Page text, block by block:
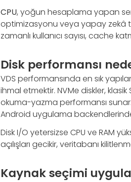
CPU, yoğun hesaplama yapan
optimizasyonu veya yapay zekâ
zamanlı kullanıcı sayısı, cache
Disk performansı
VDS performansında en sık
ihmal etmektir. NVMe diskler,
okuma-yazma performansı
Android uygulama
Disk I/O yetersizse CPU ve RAM
açılışları gecikir, veritabanı
Kaynak seçimi